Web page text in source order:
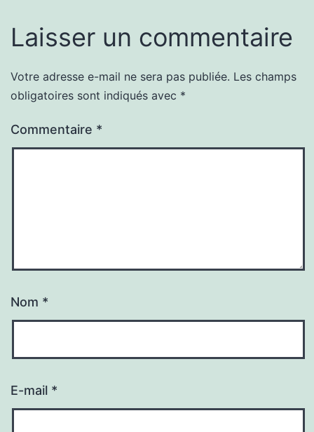
Laisser un commentaire
Votre adresse e-mail ne sera pas publiée. Les champs
obligatoires sont indiqués avec *
Commentaire *
Nom *
E-mail *